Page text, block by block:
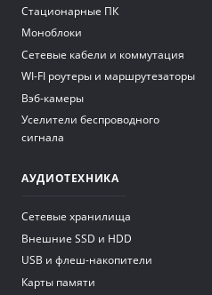
Стационарные ПК
Моноблоки
Сетевые кабели и коммутация
WI-FI роутеры и маршрутезаторы
Вэб-камеры
Уселители беспроводного
сигнала
АУДИОТЕХНИКА
Сетевые хранилища
Внешние SSD и HDD
USB и флеш-накопители
Карты памяти